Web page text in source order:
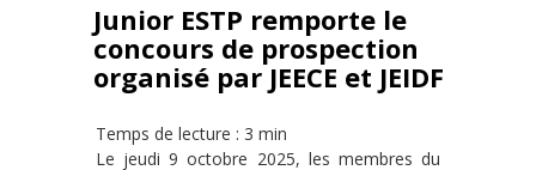
Junior ESTP remporte le
concours de prospection
organisé par JEECE et JEIDF
Temps de lecture : 3 min
Le jeudi 9 octobre 2025, les membres du